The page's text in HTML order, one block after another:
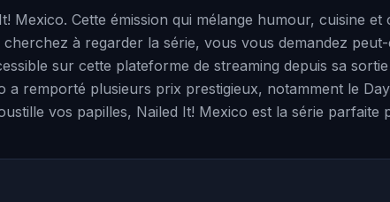
Mexico. Cette émission qui mélange humour, cuisine
à regarder la série, vous vous demandez
sur cette plateforme de streaming depuis sa
a remporté plusieurs prix prestigieux, notamment le
vos papilles, Nailed It! Mexico est la série parfaite